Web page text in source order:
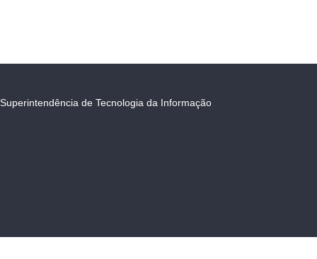
Superintendência de Tecnologia da Informação